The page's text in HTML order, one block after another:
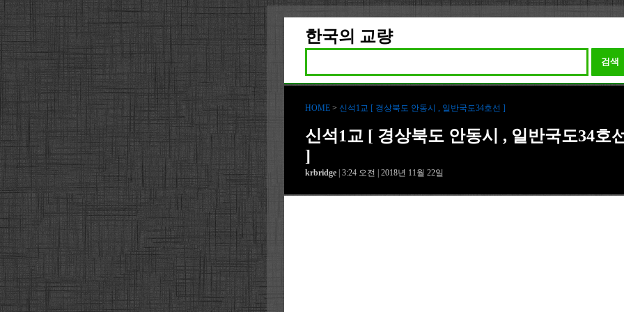
한국의 교량
검색
HOME > 신석1교 [ 경상북도 안동시 , 일반국도34호선 ]
신석1교 [ 경상북도 안동시 , 일반국도34호
]
krbridge | 3:24 오전 | 2018년 11월 22일